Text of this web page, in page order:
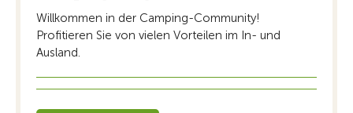
Willkommen in der Camping-Community!
Profitieren Sie von vielen Vorteilen im In- und
Ausland.